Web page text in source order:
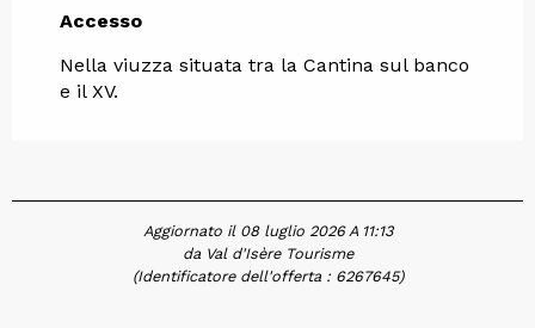
Accesso
Accesso
Nella viuzza situata tra la Cantina sul banco
e il XV.
Aggiornato il 08 luglio 2026 A 11:13
da Val d'Isère Tourisme
(Identificatore dell'offerta : 6267645)